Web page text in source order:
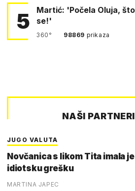
5
Martić: 'Počela Oluja,
se!'
360° 98869 prikaza
NAŠI
JUGO VALUTA
Novčanica s likom Tita imala je
idiotsku grešku
MARTINA JAPEC